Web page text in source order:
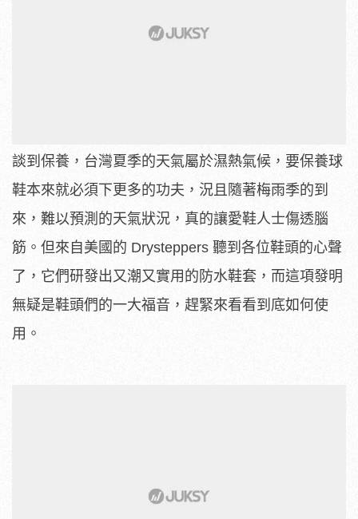
談到保養，台灣夏季的天氣屬於濕熱氣候，要保養球
鞋本來就必須下更多的功夫，況且隨著梅雨季的到
來，難以預測的天氣狀況，真的讓愛鞋人士傷透腦
筋。但來自美國的 Drysteppers 聽到各位鞋頭的心聲
了，它們研發出又潮又實用的防水鞋套，而這項發明
無疑是鞋頭們的一大福音，趕緊來看看到底如何使
用。